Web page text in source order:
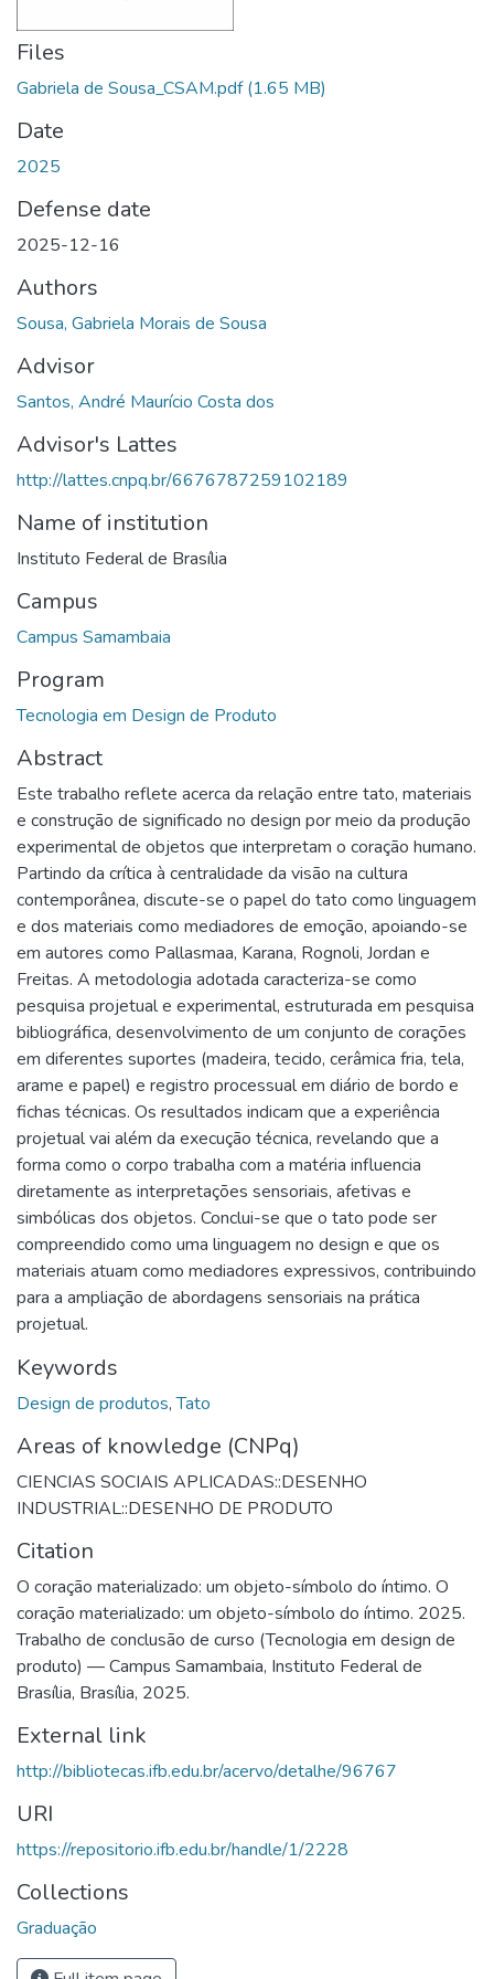
Files
Gabriela de Sousa_CSAM.pdf(1.65 MB)
Date
2025
Defense date
2025-12-16
Authors
Sousa, Gabriela Morais de Sousa
Advisor
Santos, André Maurício Costa dos
Advisor's Lattes
http://lattes.cnpq.br/6676787259102189
Name of institution
Instituto Federal de Brasília
Campus
Campus Samambaia
Program
Tecnologia em Design de Produto
Abstract
Este trabalho reflete acerca da relação entre tato, materiais
e construção de significado no design por meio da produção
experimental de objetos que interpretam o coração humano.
Partindo da crítica à centralidade da visão na cultura
contemporânea, discute-se o papel do tato como linguagem
e dos materiais como mediadores de emoção, apoiando-se
em autores como Pallasmaa, Karana, Rognoli, Jordan e
Freitas. A metodologia adotada caracteriza-se como
pesquisa projetual e experimental, estruturada em pesquisa
bibliográfica, desenvolvimento de um conjunto de corações
em diferentes suportes (madeira, tecido, cerâmica fria, tela,
arame e papel) e registro processual em diário de bordo e
fichas técnicas. Os resultados indicam que a experiência
projetual vai além da execução técnica, revelando que a
forma como o corpo trabalha com a matéria influencia
diretamente as interpretações sensoriais, afetivas e
simbólicas dos objetos. Conclui-se que o tato pode ser
compreendido como uma linguagem no design e que os
materiais atuam como mediadores expressivos, contribuindo
para a ampliação de abordagens sensoriais na prática
projetual.
Keywords
Design de produtos,Tato
Areas of knowledge (CNPq)
CIENCIAS SOCIAIS APLICADAS::DESENHO
INDUSTRIAL::DESENHO DE PRODUTO
Citation
O coração materializado: um objeto-símbolo do íntimo. O
coração materializado: um objeto-símbolo do íntimo. 2025.
Trabalho de conclusão de curso (Tecnologia em design de
produto) — Campus Samambaia, Instituto Federal de
Brasília, Brasília, 2025.
External link
http://bibliotecas.ifb.edu.br/acervo/detalhe/96767
URI
https://repositorio.ifb.edu.br/handle/1/2228
Collections
Graduação